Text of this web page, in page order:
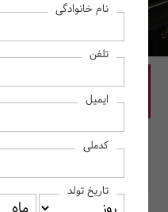
قیمت دوره: 14,500,000
در این
محل برگزاری:
نام خانوادگی
تلفن
ایمیل
کدملی
تاریخ تولد